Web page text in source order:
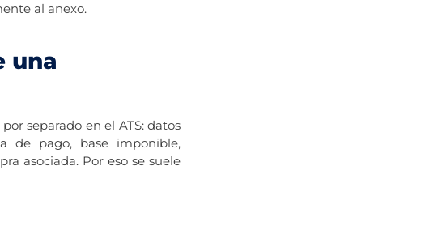
al anexo.
una
separado en el ATS: datos
de pago, base imponible,
asociada. Por eso se suele